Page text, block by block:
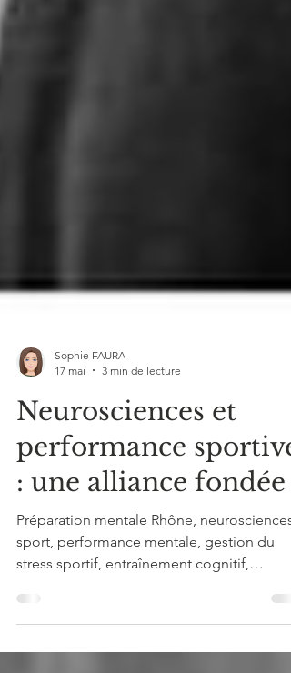
17 mai
3 min de lecture
Neurosciences et
performance sportive
: une alliance fondée ?
Préparation mentale Rhône, neurosciences
coaching mental Lyon